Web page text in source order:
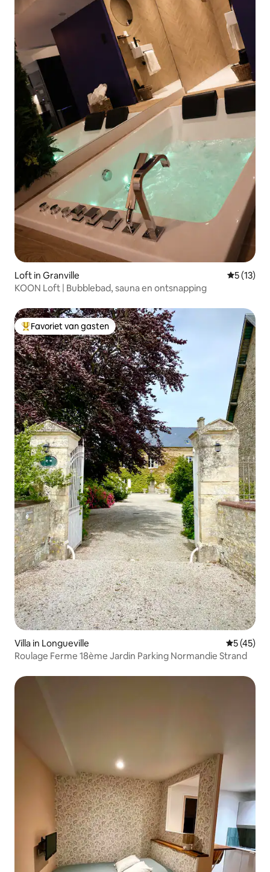
Loft in Granville
5 (13)
KOON Loft | Bubblebad, sauna en ontsnapping
Topfavoriet van gasten
Favoriet van gasten
Villa in Longueville
5 (45)
Roulage Ferme 18ème Jardin Parking Normandie Strand